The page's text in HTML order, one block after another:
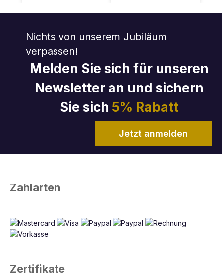
Nichts von unserem Jubiläum
verpassen!
Melden Sie sich für unseren
Newsletter an und sichern
Sie sich 5% Rabatt
Jetzt anmelden
Zahlarten
Zertifikate